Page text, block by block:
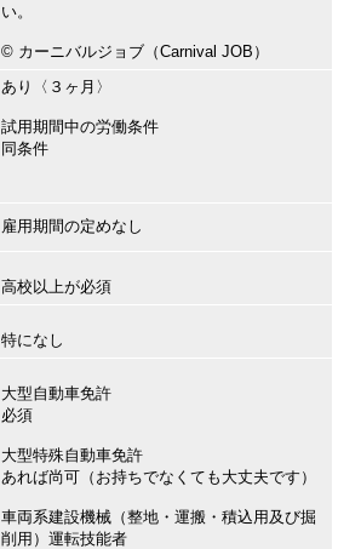
い。
©︎ カーニバルジョブ（Carnival JOB）
あり〈３ヶ月〉
試用期間中の労働条件
同条件
雇用期間の定めなし
高校以上が必須
特になし
大型自動車免許
必須
大型特殊自動車免許
あれば尚可（お持ちでなくても大丈夫です）
車両系建設機械（整地・運搬・積込用及び掘
削用）運転技能者